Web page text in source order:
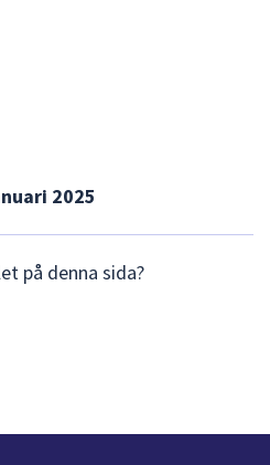
2025
på denna sida?